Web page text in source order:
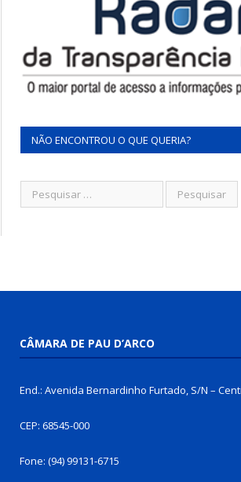
NÃO ENCONTROU O QUE QUERIA?
CÂMARA DE PAU D’ARCO
End.: Avenida Bernardinho Furtado, S/N –
CEP: 68545-000
Fone: (94) 99131-6715